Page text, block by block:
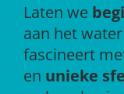
Laten we
aan het
fascineert
en unieke